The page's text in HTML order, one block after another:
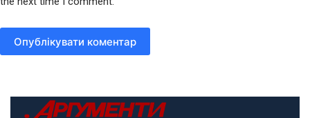
Опублікувати коментар